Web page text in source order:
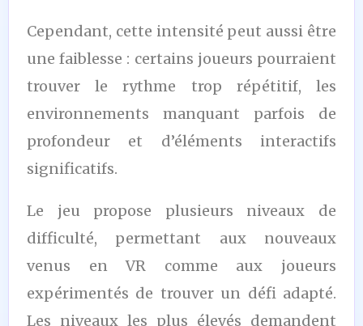
Cependant, cette intensité peut aussi être
une faiblesse : certains joueurs pourraient
trouver le rythme trop répétitif, les
environnements manquant parfois de
profondeur et d’éléments interactifs
significatifs.
Le jeu propose plusieurs niveaux de
difficulté, permettant aux nouveaux
venus en VR comme aux joueurs
expérimentés de trouver un défi adapté.
Les niveaux les plus élevés demandent